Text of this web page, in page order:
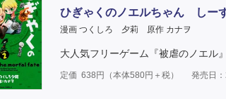
ひぎゃくのノエルちゃん しー
漫画 つくしろ 夕莉 原作 カナヲ
大人気フリーゲーム『被虐のノエル
定価 638 円（本体580円＋税） 発売日